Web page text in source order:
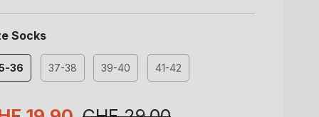
Socks
36 37-38 39-40 41-42
Prix